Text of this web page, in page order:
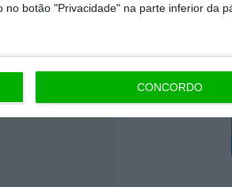
botão "Privacidade" na parte inferior da
CONCORDO
https://eco.sapo.pt/2017/12/14/lesados-do-banif-tem-ate-hoje-para-colocar-acoes-em-tribunal/ Copiar